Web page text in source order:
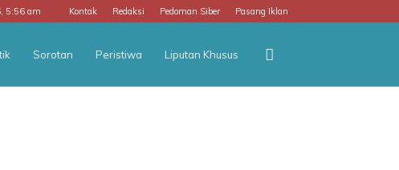
5:56 am Kontak Redaksi Pedoman Siber Pasang Iklan
Sorotan Peristiwa Liputan Khusus